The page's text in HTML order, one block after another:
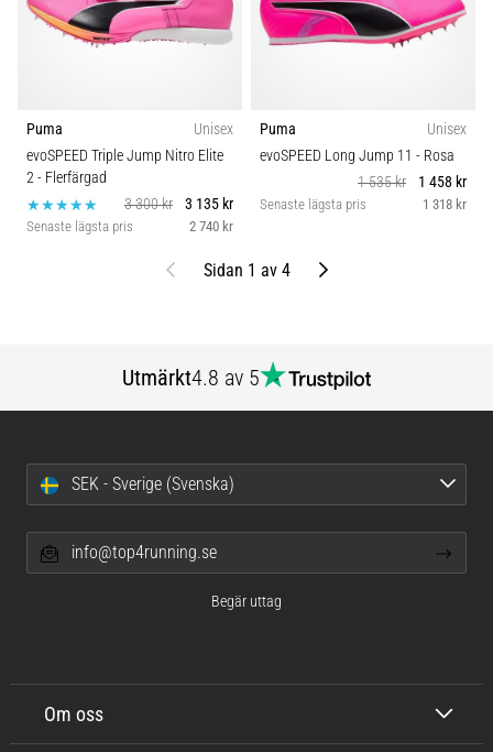
Puma
Unisex
evoSPEED Triple Jump Nitro Elite
2- Flerfärgad
3 300 kr
3 135 kr
Senaste lägsta pris 2 740 kr
Puma
Unisex
evoSPEED Long Jump 11 - Rosa
1 535 kr
1 458 kr
Senaste lägsta pris 1 318 kr
Föregående
Sidan 1 av 4 Nästa
Utmärkt4.8 av 5
Om oss
SEK - Sverige (Svenska)
info@top4running.se
Begär uttag